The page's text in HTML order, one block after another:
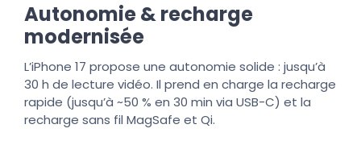
Autonomie & recharge
modernisée
L’iPhone 17 propose une autonomie solide : jusqu’à
30 h de lecture vidéo. Il prend en charge la recharge
rapide (jusqu’à ~50 % en 30 min via USB-C) et la
recharge sans fil MagSafe et Qi.